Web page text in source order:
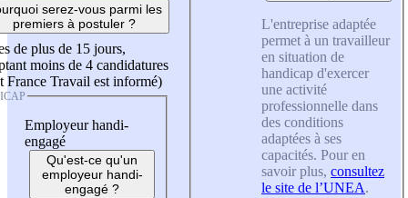
serez-vous parmi les
premiers à postuler ?
de plus de 15 jours,
moins de 4 candidatures
France Travail est informé)
Employeur handi-
engagé
Qu'est-ce qu'un
employeur handi-
engagé ?
L'entreprise adaptée
permet à un travailleur
en situation de
handicap d'exercer
une activité
professionnelle dans
des conditions
adaptées à ses
capacités. Pour en
savoir plus, consultez
le site de l’UNEA.